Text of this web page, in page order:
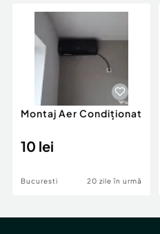
Animale de companie
Afaceri și echipamente
Inchiriere Bunuri si Vehicule
Utilaje agricole si
Piese auto si accesorii
Dacia Duster
Montaj Aer Condiționat
10 lei
Bucuresti 20 zile în urmă